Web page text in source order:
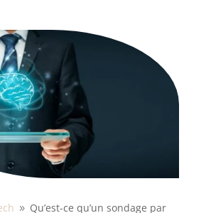
9 Qu’est-ce qu’un sondage par